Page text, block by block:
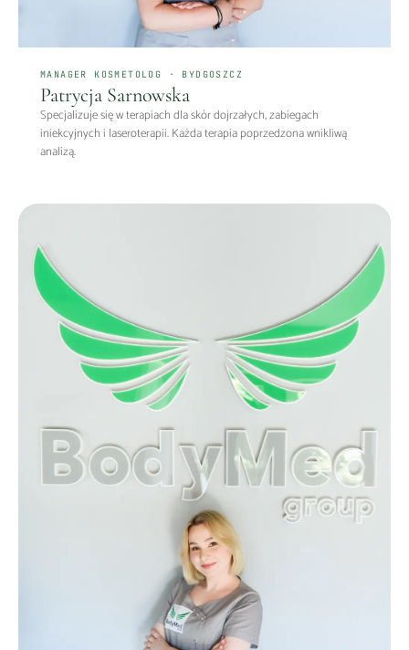
MANAGER KOSMETOLOG · BYDGOSZCZ
Patrycja Sarnowska
Specjalizuje się w terapiach dla skór dojrzałych, zabiegach
iniekcyjnych i laseroterapii. Każda terapia poprzedzona wnikliwą
analizą.